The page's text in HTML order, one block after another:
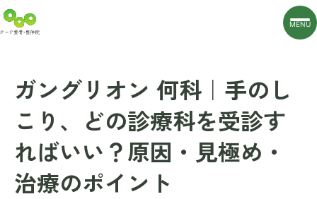
MENU
ガングリオン 何科｜手のし
こり、どの診療科を受診す
ればいい？原因・見極め・
治療のポイント